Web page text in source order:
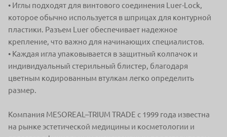
• Иглы подходят для винтового соединения Luer-Lock,
которое обычно используется в шприцах для контурной
пластики. Разъем Luer обеспечивает надежное
крепление, что важно для начинающих специалистов.
• Каждая игла упаковывается в защитный колпачок и
индивидуальный стерильный блистер, благодаря
цветным кодированным втулкам легко определить
размер.
Компания MESOREAL–TRIUM TRADE с 1999 года известна
на рынке эстетической медицины и косметологии и